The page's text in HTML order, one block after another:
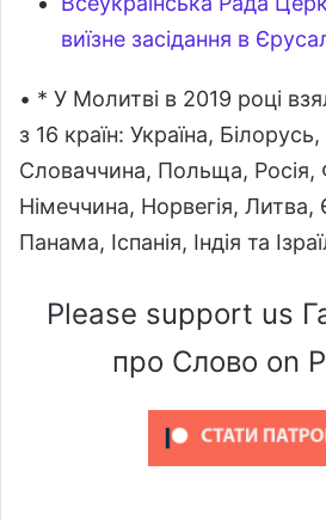
виїзне засідання в
• * У Молитві в 2019 році
з 16 країн: Україна,
Словаччина, Польща, Росія,
Німеччина, Норвегія,
Панама, Іспанія, Індія та
Please support us
про Слово on